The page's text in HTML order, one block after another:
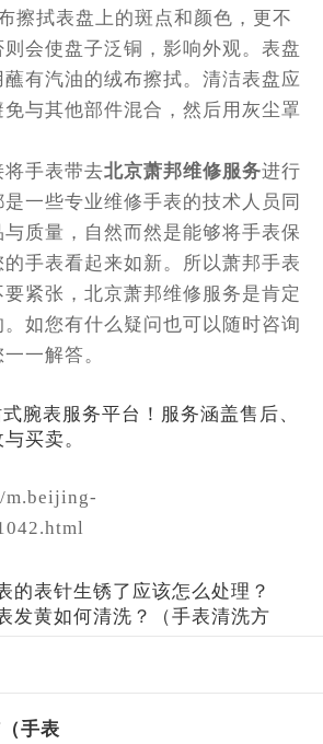
拭表盘上的斑点和颜色，更不
会使盘子泛铜，影响外观。表盘
有汽油的绒布擦拭。清洁表盘应
与其他部件混合，然后用灰尘罩
手表带去北京萧邦维修服务进行
一些专业维修手表的技术人员同
质量，自然而然是能够将手表保
手表看起来如新。所以萧邦手表
紧张，北京萧邦维修服务是肯定
如您有什么疑问也可以随时咨询
一解答。
m.beijing-
的表针生锈了应该怎么处理？
发黄如何清洗？（手表清洗方
手表